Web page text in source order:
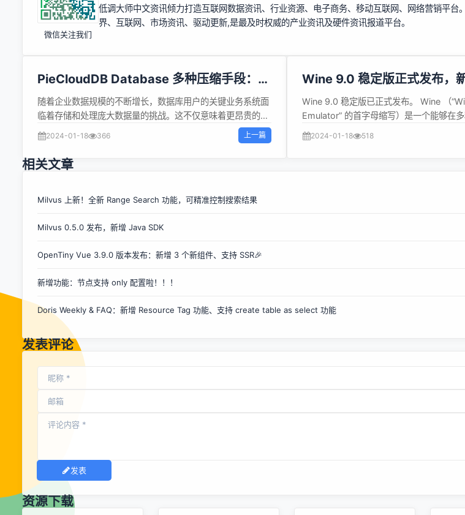
微信关注我们
低调大师中文资讯倾力打造互联网数据资讯、行业资源、电子商务、移动互联网、网络营销平台
界、互联网、市场资讯、驱动更新,是最及时权威的产业资讯及硬件资讯报道平台。
PieCloudDB Database 多种压缩手段：降
低数据库存储成本
随着企业数据规模的不断增长，数据库用户的关键业务系统面
临着存储和处理庞大数据量的挑战。这不仅意味着更昂贵的
IT、数据成本，还包括更多的资源消耗和管理复杂性。为了满
足企业的需求，云原生虚拟数仓 PieCloudDB Database 通过
一系列的创新技术手段帮助企业降低成本并提高效率。 云原生
虚拟数仓 PieCloudDB 从产品设计到产品研发，都注重为用户
析、数据波峰波谷场景下能显著降本增效。PieCloudDB 云上
外，PieCloudDB 在数据压缩上也做了许多优化，打造自适应
时也可以减少数据备份和恢复过程的时间和成本。本文将主要
应压缩与编码技术，为企业降本增效。 PieCloudDB 压缩与编
缩算法，由 Facebook 于2016年开源，算法旨在提供快速的
压缩和解压缩速度...
2024-01-18 366 上一篇
Wine 9.0 稳定版正式发布，
Wayland 驱动
Wine 9.0 稳定版已正式发布。 Wine （
Emulator” 的首字母缩写）是一个能够在
compliant 操作系统（诸如 Linux，
行 Windows 应用的兼容层。它不是像虚
入新的 WoW64 架构和实验性 Wayland
Windows 到 Unix 代码的所有转换都经过
纯 64 位 Unix 系统运行 32 位 Windows
Direct3D 以及 DirectMusic 支持 …… 详
2024-01-18 518
相关文章
Milvus 上新！全新 Range Search 功能，可精准控制搜索结果
Milvus 0.5.0 发布，新增 Java SDK
OpenTiny Vue 3.9.0 版本发布：新增 3 个新组件、支持 SSR🎉
新增功能：节点支持 only 配置啦！！！
Doris Weekly & FAQ：新增 Resource Tag 功能、支持 create table as select 功能
发表评论
发表
资源下载